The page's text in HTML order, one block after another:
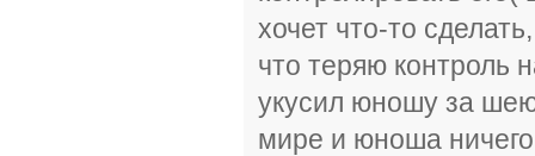
хочет что-то
что теряю контроль
укусил юношу за
мире и юноша